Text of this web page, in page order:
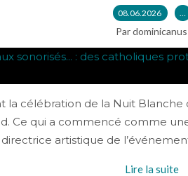
08.06.2026 …
Par dominicanus
la célébration de la Nuit Blanche
Ce qui a commencé comme
artistique de
Lire la suite